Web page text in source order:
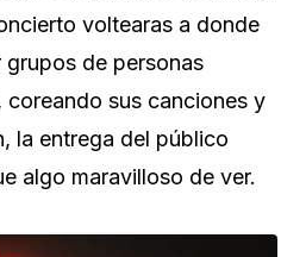
voltearas a donde
de personas
sus canciones y
la entrega del público
algo maravilloso de ver.